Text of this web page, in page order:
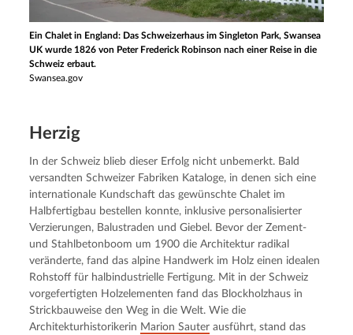
Ein Chalet in England: Das Schweizerhaus im Singleton Park, Swansea
UK wurde 1826 von Peter Frederick Robinson nach einer Reise in die
Schweiz erbaut.
Swansea.gov
Herzig
In der Schweiz blieb dieser Erfolg nicht unbemerkt. Bald
versandten Schweizer Fabriken Kataloge, in denen sich eine
internationale Kundschaft das gewünschte Chalet im
Halbfertigbau bestellen konnte, inklusive personalisierter
Verzierungen, Balustraden und Giebel. Bevor der Zement-
und Stahlbetonboom um 1900 die Architektur radikal
veränderte, fand das alpine Handwerk im Holz einen idealen
Rohstoff für halbindustrielle Fertigung. Mit in der Schweiz
vorgefertigten Holzelementen fand das Blockholzhaus in
Strickbauweise den Weg in die Welt. Wie die
Architekturhistorikerin Marion Sauter ausführt, stand das